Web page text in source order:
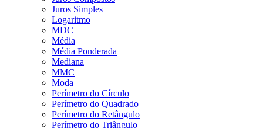
Juros Simples
Logaritmo
MDC
Média
Média Ponderada
Mediana
MMC
Moda
Perímetro do Círculo
Perímetro do Quadrado
Perímetro do Retângulo
Perímetro do Triângulo